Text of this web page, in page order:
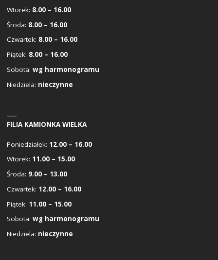
Wtorek: 8.00 – 16.00
Środa: 8.00 – 16.00
Czwartek: 8.00 – 16.00
Piątek: 8.00 – 16.00
Sobota: wg harmonogramu
Niedziela: nieczynne
FILIA KAMIONKA WIELKA
Poniedziałek: 12.00 – 16.00
Wtorek: 11.00 – 15.00
Środa: 9.00 – 13.00
Czwartek: 12.00 – 16.00
Piątek: 11.00 – 15.00
Sobota: wg harmonogramu
Niedziela: nieczynne